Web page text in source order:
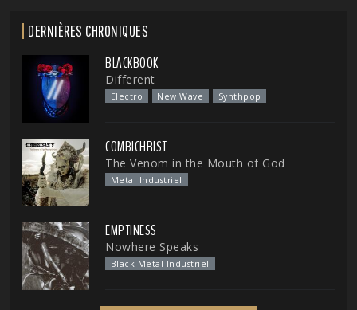
DERNIÈRES CHRONIQUES
BLACKBOOK
Different
Electro New Wave Synthpop
COMBICHRIST
The Venom in the Mouth of God
Metal Industriel
EMPTINESS
Nowhere Speaks
Black Metal Industriel